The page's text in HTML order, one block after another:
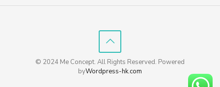
© 2024 Me Concept. All Rights Reserved. Powered
byWordpress-hk.com